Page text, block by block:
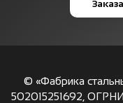
© «Фабрика
502015251692,